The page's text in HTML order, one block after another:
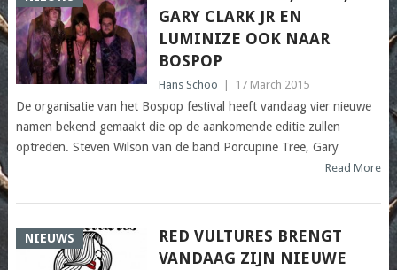
GARY CLARK JR EN
LUMINIZE OOK NAAR
BOSPOP
Hans Schoo 17 March 2015
De organisatie van het Bospop festival heeft vandaag vier nieuwe
namen bekend gemaakt die op de aankomende editie zullen
optreden. Steven Wilson van de band Porcupine Tree, Gary
Read More
NIEUWS
RED VULTURES BRENGT
VANDAAG ZIJN NIEUWE